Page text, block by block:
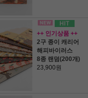
++ 인기상품 ++
2구 종이 캐리어
해피바이러스
8종 랜덤(200개)
23,900원